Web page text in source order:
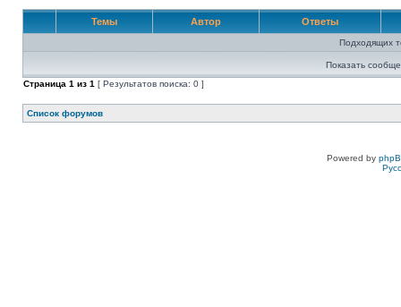
Темы Автор Ответы
Подходящих
Показать
Страница 1 из 1 [ Результатов поиска: 0 ]
Список форумов
Powered by